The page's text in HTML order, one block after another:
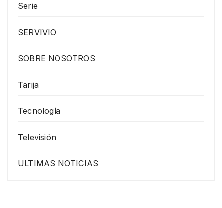
Serie
SERVIVIO
SOBRE NOSOTROS
Tarija
Tecnología
Televisión
ULTIMAS NOTICIAS